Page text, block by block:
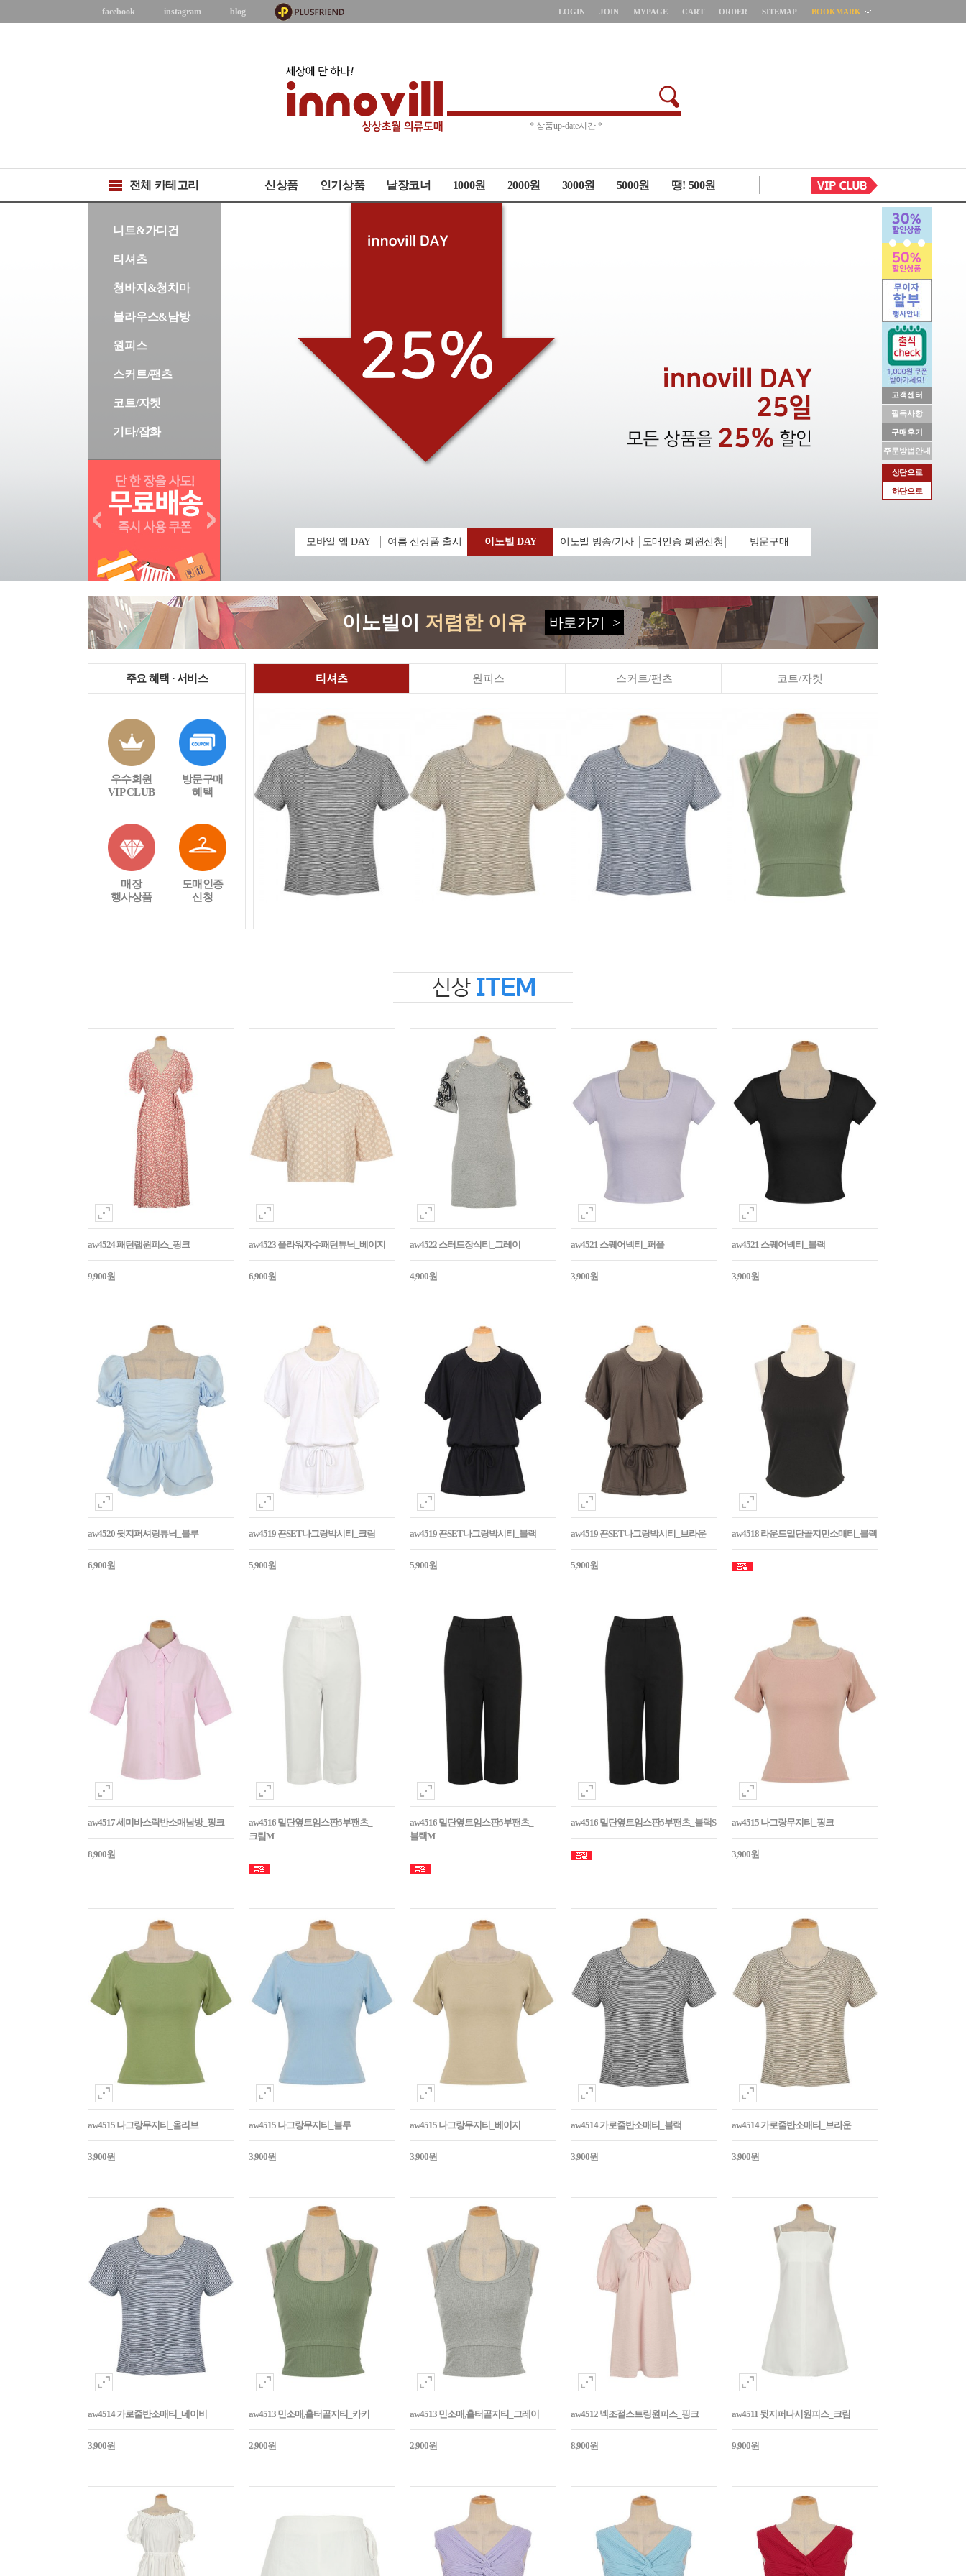
고객센터
필독사항
구매후기
주문방법안내
상단으로
하단으로
facebook instagram blog LOGIN JOIN MYPAGE CART ORDER SITEMAP BOOKMARK
* 주문취소 제한 *
전체 카테고리 신상품 인기상품 낱장코너 1000원 2000원 3000원 5000원 땡! 500원
니트&가디건
티셔츠
청바지&청치마
블라우스&남방
원피스
스커트/팬츠
코트/자켓
기타/잡화
모바일 앱 DAY 여름 신상품 출시 이노빌 DAY 이노빌 방송/기사 도매인증 회원신청 방문구매
이노빌이 저렴한 이유 바로가기 >
주요 혜택 · 서비스
우수회원
VIP CLUB
방문구매
혜택
매장
행사상품
도매인증
신청
티셔츠 원피스 스커트/팬츠 코트/자켓
aw4524 패턴랩원피스_핑크
9,900원
aw4523 플라워자수패턴튜닉_베이지
6,900원
aw4522 스터드장식티_그레이
4,900원
aw4521 스퀘어넥티_퍼플
3,900원
aw4521 스퀘어넥티_블랙
3,900원
aw4520 뒷지퍼셔링튜닉_블루
6,900원
aw4519 끈SET나그랑박시티_크림
5,900원
aw4519 끈SET나그랑박시티_블랙
5,900원
aw4519 끈SET나그랑박시티_브라운
5,900원
aw4518 라운드밑단골지민소매티_블랙
aw4517 세미바스락반소매남방_핑크
8,900원
aw4516 밑단옆트임스판5부팬츠_
크림M
aw4516 밑단옆트임스판5부팬츠_
블랙M
aw4516 밑단옆트임스판5부팬츠_블랙S aw4515 나그랑무지티_핑크
3,900원
aw4515 나그랑무지티_올리브
3,900원
aw4515 나그랑무지티_블루
3,900원
aw4515 나그랑무지티_베이지
3,900원
aw4514 가로줄반소매티_블랙
3,900원
aw4514 가로줄반소매티_브라운
3,900원
aw4514 가로줄반소매티_네이비
3,900원
aw4513 민소매,홀터골지티_카키
2,900원
aw4513 민소매,홀터골지티_그레이
2,900원
aw4512 넥조절스트링원피스_핑크
8,900원
aw4511 뒷지퍼나시원피스_크림
9,900원